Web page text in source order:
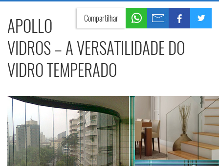
Compartilhar
APOLLO
VIDROS – A VERSATILIDADE DO
VIDRO TEMPERADO